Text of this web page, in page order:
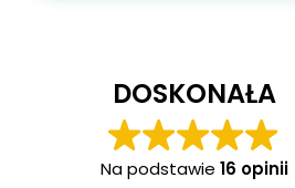
DOSKONAŁA
Na podstawie 16 opinii